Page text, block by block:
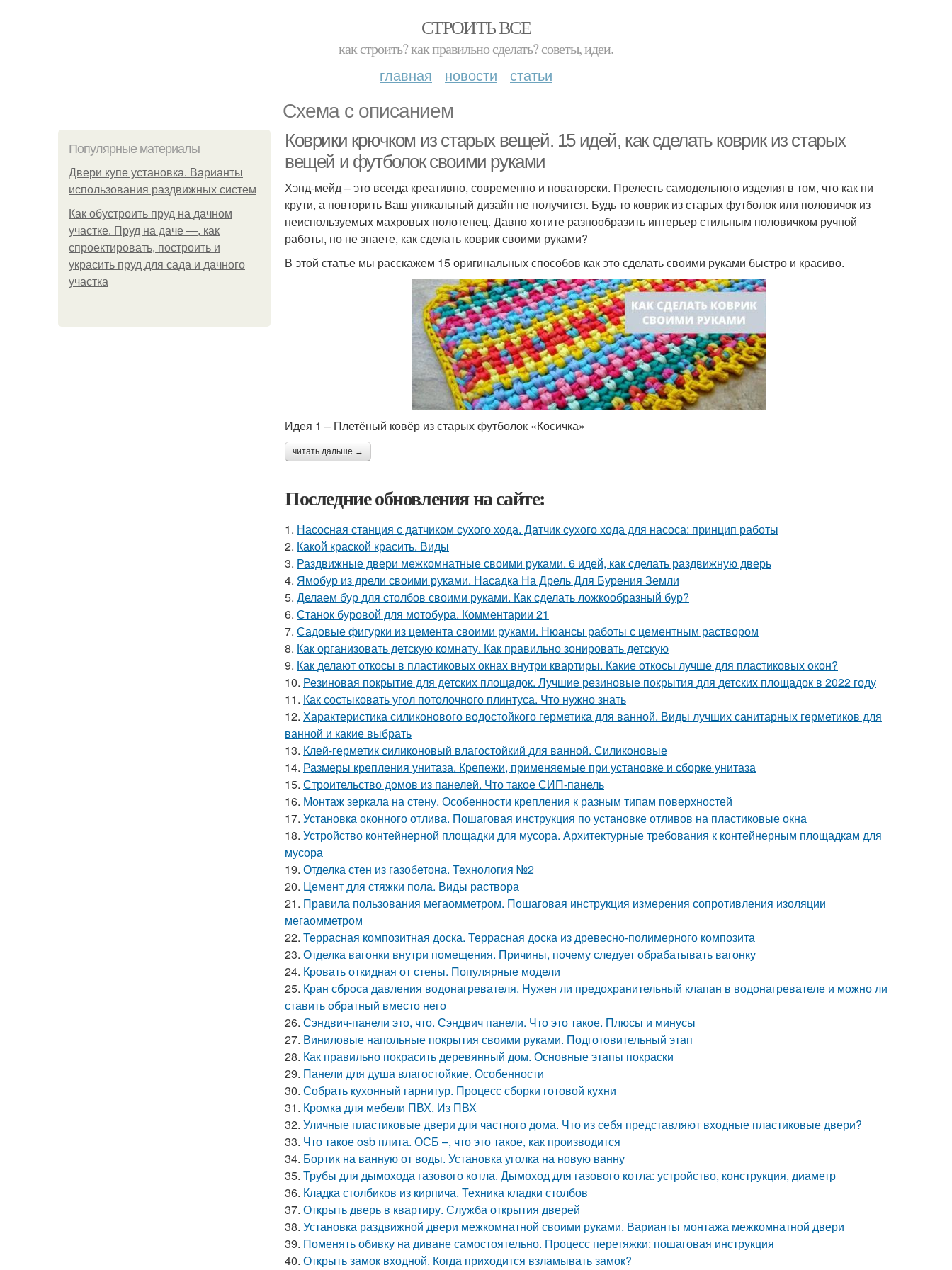
СТРОИТЬ ВСЕ
как строить? как правильно сделать? советы, идеи.
главная новости статьи
Схема с описанием
Популярные материалы
Двери купе установка. Варианты
использования раздвижных систем
Как обустроить пруд на дачном
участке. Пруд на даче —, как
спроектировать, построить и
украсить пруд для сада и дачного
участка
Коврики крючком из старых вещей. 15 идей, как сделать коврик из старых
вещей и футболок своими руками
Хэнд-мейд – это всегда креативно, современно и новаторски. Прелесть самодельного изделия в том, что как ни
крути, а повторить Ваш уникальный дизайн не получится. Будь то коврик из старых футболок или половичок из
неиспользуемых махровых полотенец. Давно хотите разнообразить интерьер стильным половичком ручной
работы, но не знаете, как сделать коврик своими руками?
В этой статье мы расскажем 15 оригинальных способов как это сделать своими руками быстро и красиво.
Идея 1 – Плетёный ковёр из старых футболок «Косичка»
читать дальше →
Последние обновления на сайте:
1. Насосная станция с датчиком сухого хода. Датчик сухого хода для насоса: принцип работы
2. Какой краской красить. Виды
3. Раздвижные двери межкомнатные своими руками. 6 идей, как сделать раздвижную дверь
4. Ямобур из дрели своими руками. Насадка На Дрель Для Бурения Земли
5. Делаем бур для столбов своими руками. Как сделать ложкообразный бур?
6. Станок буровой для мотобура. Комментарии 21
7. Садовые фигурки из цемента своими руками. Нюансы работы с цементным раствором
8. Как организовать детскую комнату. Как правильно зонировать детскую
9. Как делают откосы в пластиковых окнах внутри квартиры. Какие откосы лучше для пластиковых окон?
10. Резиновая покрытие для детских площадок. Лучшие резиновые покрытия для детских площадок в 2022 году
11. Как состыковать угол потолочного плинтуса. Что нужно знать
12. Характеристика силиконового водостойкого герметика для ванной. Виды лучших санитарных герметиков для
ванной и какие выбрать
13. Клей-герметик силиконовый влагостойкий для ванной. Силиконовые
14. Размеры крепления унитаза. Крепежи, применяемые при установке и сборке унитаза
15. Строительство домов из панелей. Что такое СИП-панель
16. Монтаж зеркала на стену. Особенности крепления к разным типам поверхностей
17. Установка оконного отлива. Пошаговая инструкция по установке отливов на пластиковые окна
18. Устройство контейнерной площадки для мусора. Архитектурные требования к контейнерным площадкам для
мусора
19. Отделка стен из газобетона. Технология №2
20. Цемент для стяжки пола. Виды раствора
21. Правила пользования мегаомметром. Пошаговая инструкция измерения сопротивления изоляции
мегаомметром
22. Террасная композитная доска. Террасная доска из древесно-полимерного композита
23. Отделка вагонки внутри помещения. Причины, почему следует обрабатывать вагонку
24. Кровать откидная от стены. Популярные модели
25. Кран сброса давления водонагревателя. Нужен ли предохранительный клапан в водонагревателе и можно ли
ставить обратный вместо него
26. Сэндвич-панели это, что. Сэндвич панели. Что это такое. Плюсы и минусы
27. Виниловые напольные покрытия своими руками. Подготовительный этап
28. Как правильно покрасить деревянный дом. Основные этапы покраски
29. Панели для душа влагостойкие. Особенности
30. Собрать кухонный гарнитур. Процесс сборки готовой кухни
31. Кромка для мебели ПВХ. Из ПВХ
32. Уличные пластиковые двери для частного дома. Что из себя представляют входные пластиковые двери?
33. Что такое osb плита. ОСБ –, что это такое, как производится
34. Бортик на ванную от воды. Установка уголка на новую ванну
35. Трубы для дымохода газового котла. Дымоход для газового котла: устройство, конструкция, диаметр
36. Кладка столбиков из кирпича. Техника кладки столбов
37. Открыть дверь в квартиру. Служба открытия дверей
38. Установка раздвижной двери межкомнатной своими руками. Варианты монтажа межкомнатной двери
39. Поменять обивку на диване самостоятельно. Процесс перетяжки: пошаговая инструкция
40. Открыть замок входной. Когда приходится взламывать замок?